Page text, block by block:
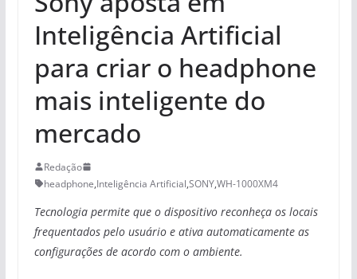
Inteligência Artificial
para criar o headphone
mais inteligente do
mercado
Redação
headphone,Inteligência Artificial,SONY,WH-1000XM4
Tecnologia permite que o dispositivo reconheça os locais
frequentados pelo usuário e ativa automaticamente as
configurações de acordo com o ambiente.